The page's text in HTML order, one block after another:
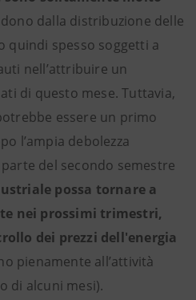
dalla distribuzione delle
quindi spesso soggetti a
nell’attribuire un
di questo mese. Tuttavia,
essere un primo
l’ampia debolezza
del secondo semestre
possa tornare a
nei prossimi trimestri,
dei prezzi dell'energia
pienamente all’attività
di alcuni mesi).